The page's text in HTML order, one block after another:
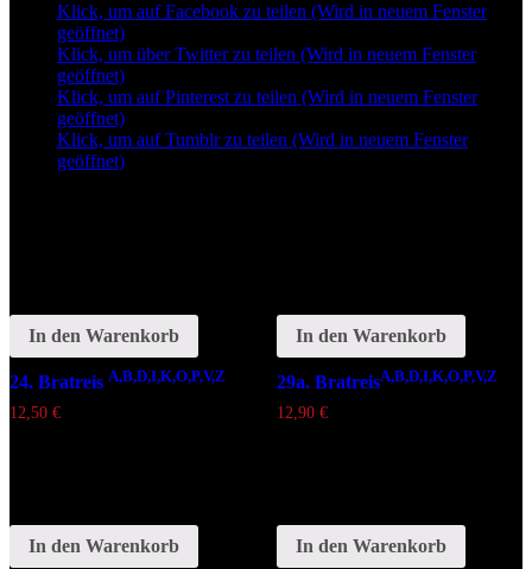
Klick, um auf Facebook zu teilen (Wird in neuem Fenster
geöffnet)
Klick, um über Twitter zu teilen (Wird in neuem Fenster
geöffnet)
Klick, um auf Pinterest zu teilen (Wird in neuem Fenster
geöffnet)
Klick, um auf Tumblr zu teilen (Wird in neuem Fenster
geöffnet)
In den Warenkorb
24. Bratreis A,B,D,I,K,O,P,V,Z
12,50 €
In den Warenkorb
29a. BratreisA,B,D,I,K,O,P,V,Z
12,90 €
In den Warenkorb In den Warenkorb